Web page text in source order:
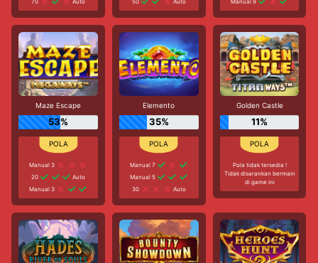
Maze Escape
53%
Manual 3
20
Auto
Manual 3
Elemento
35%
Manual 7
Manual 5
30
Auto
Golden Castle
11%
Pola tidak tersedia !
Tidak disarankan bermain
di game ini